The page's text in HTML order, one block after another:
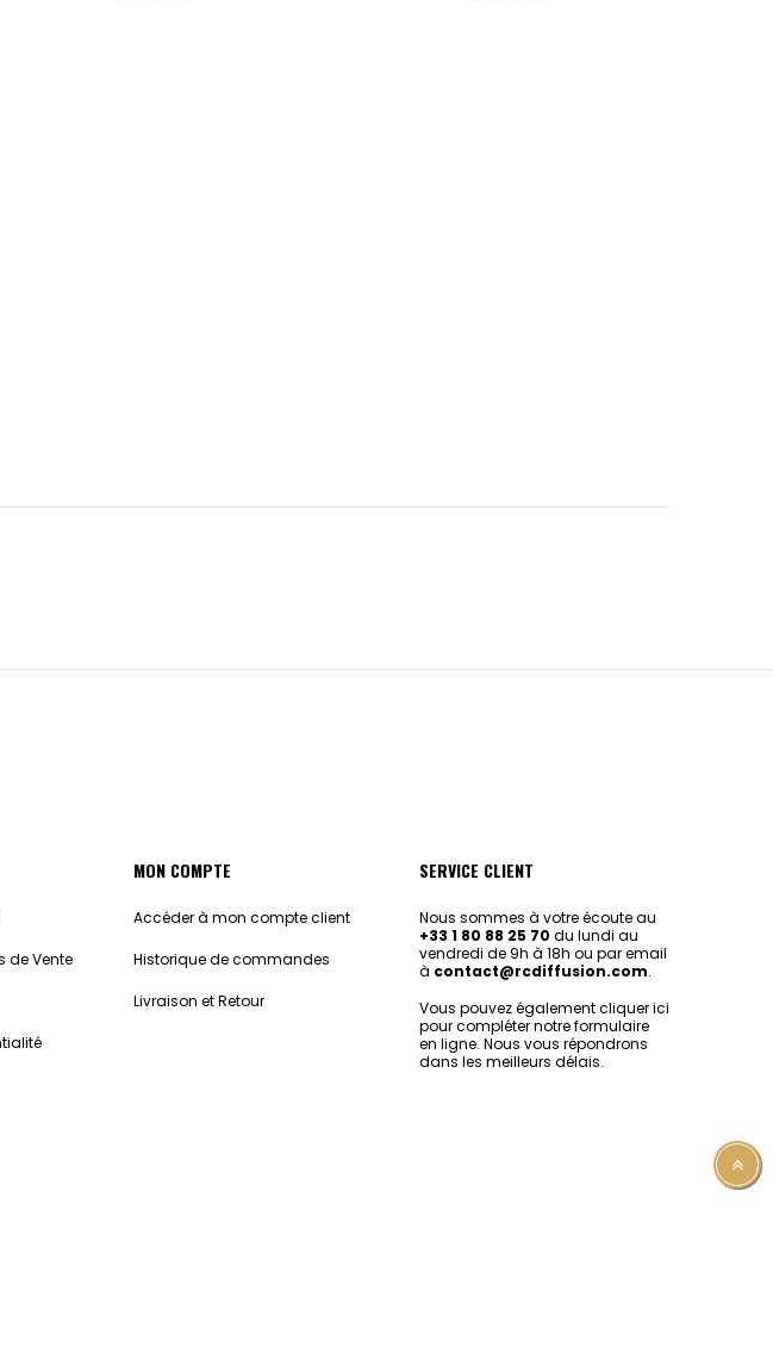
de Vente
MON COMPTE
Accéder à mon compte client
Historique de commandes
Livraison et Retour
SERVICE CLIENT
Nous sommes à votre écoute au
+33 1 80 88 25 70 du lundi au
vendredi de 9h à 18h ou par email
à contact@rcdiffusion.com.
Vous pouvez égalementcliquer ici
pour compléter notre formulaire
en ligne. Nous vous répondrons
dans les meilleurs délais.